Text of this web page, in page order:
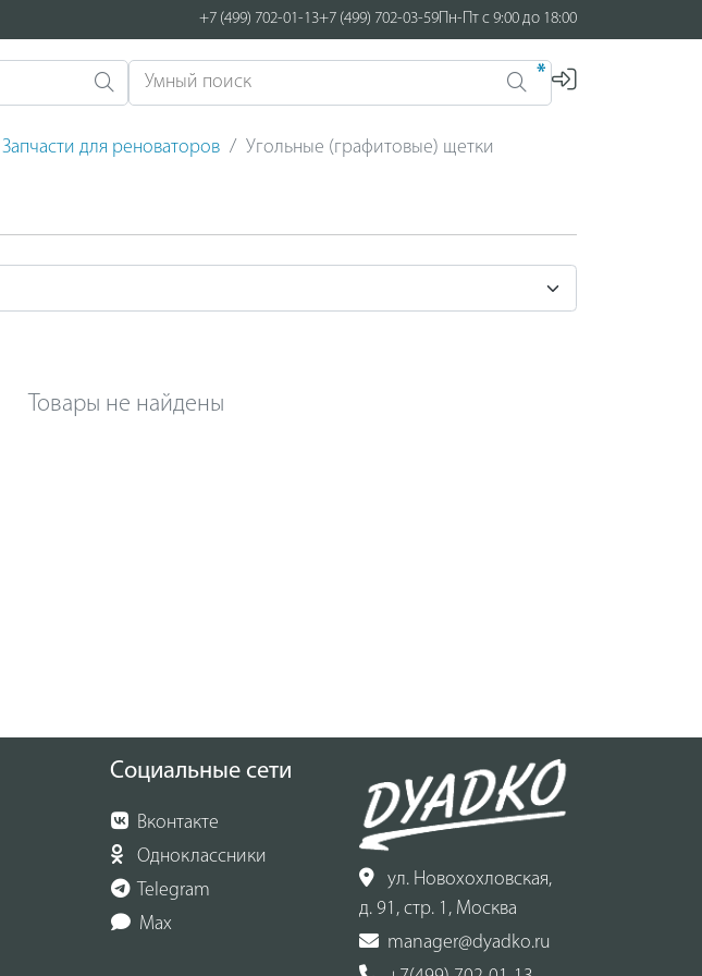
+7 (499) 702-01-13+7 (499) 702-03-59Пн-Пт с 9:00 до 18:00
*
Запчасти для реноваторов Угольные (графитовые) щетки
Товары не найдены
Социальные сети
Вконтакте
Одноклассники
Telegram
Max
ул. Новохохловская,
д. 91, стр. 1, Москва
manager@dyadko.ru